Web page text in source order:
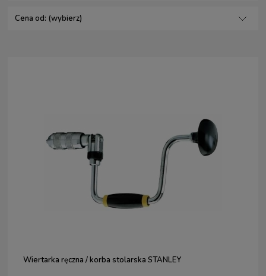
Cena od: (wybierz)
Wiertarka ręczna / korba stolarska STANLEY